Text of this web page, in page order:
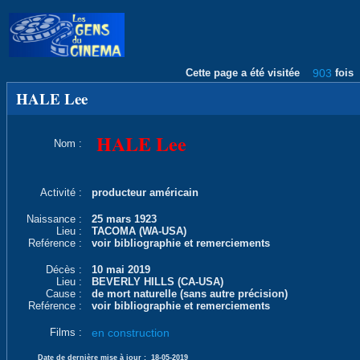
Cette page a été visitée 903 fois
HALE Lee
Nom : HALE Lee
Activité : producteur américain
Naissance :
25 mars 1923
Lieu :
TACOMA (WA-USA)
Reférence :
voir bibliographie et remerciements
Décès :
10 mai 2019
Lieu :
BEVERLY HILLS (CA-USA)
Cause :
de mort naturelle (sans autre précision)
Reférence :
voir bibliographie et remerciements
Films : en construction
Date de dernière mise à jour : 18-05-2019